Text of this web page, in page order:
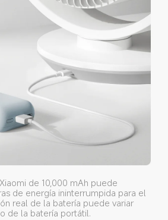
de 10,000 mAh puede
de energía ininterrumpida para el
real de la batería puede variar
de la batería portátil.